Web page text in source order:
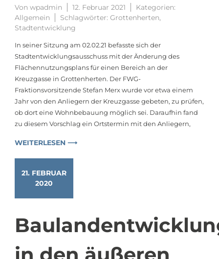
Von wpadmin 12. Februar 2021
Kategorien:
Allgemein
Schlagwörter: Grottenherten,
Stadtentwicklung
In seiner Sitzung am 02.02.21 befasste sich der
Stadtentwicklungsausschuss mit der Änderung des
Flächennutzungsplans für einen Bereich an der
Kreuzgasse in Grottenherten. Der FWG-
Fraktionsvorsitzende Stefan Merx wurde vor etwa einem
Jahr von den Anliegern der Kreuzgasse gebeten, zu prüfen,
ob dort eine Wohnbebauung möglich sei. Daraufhin fand
zu diesem Vorschlag ein Ortstermin mit den Anliegern,
WEITERLESEN ⟶
21. FEBRUAR
2020